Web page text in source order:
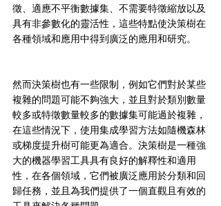
徵、適應不平衡數據集、不需要特徵縮放以及
具有非參數化的靈活性，這些特點使決策樹在
各種領域和應用中得到廣泛的應用和研究。
然而決策樹也有一些限制，例如它們對於某些
複雜的問題可能不夠強大，並且對於類別數量
較多或特徵數量較多的數據集可能過於複雜，
在這些情況下，使用集成學習方法如隨機森林
或梯度提升樹可能更為適合。決策樹是一種強
大的機器學習工具具有良好的解釋性和適用
性，在各個領域，它們被廣泛應用於分類和回
歸任務，並且為我們提供了一個直觀且有效的